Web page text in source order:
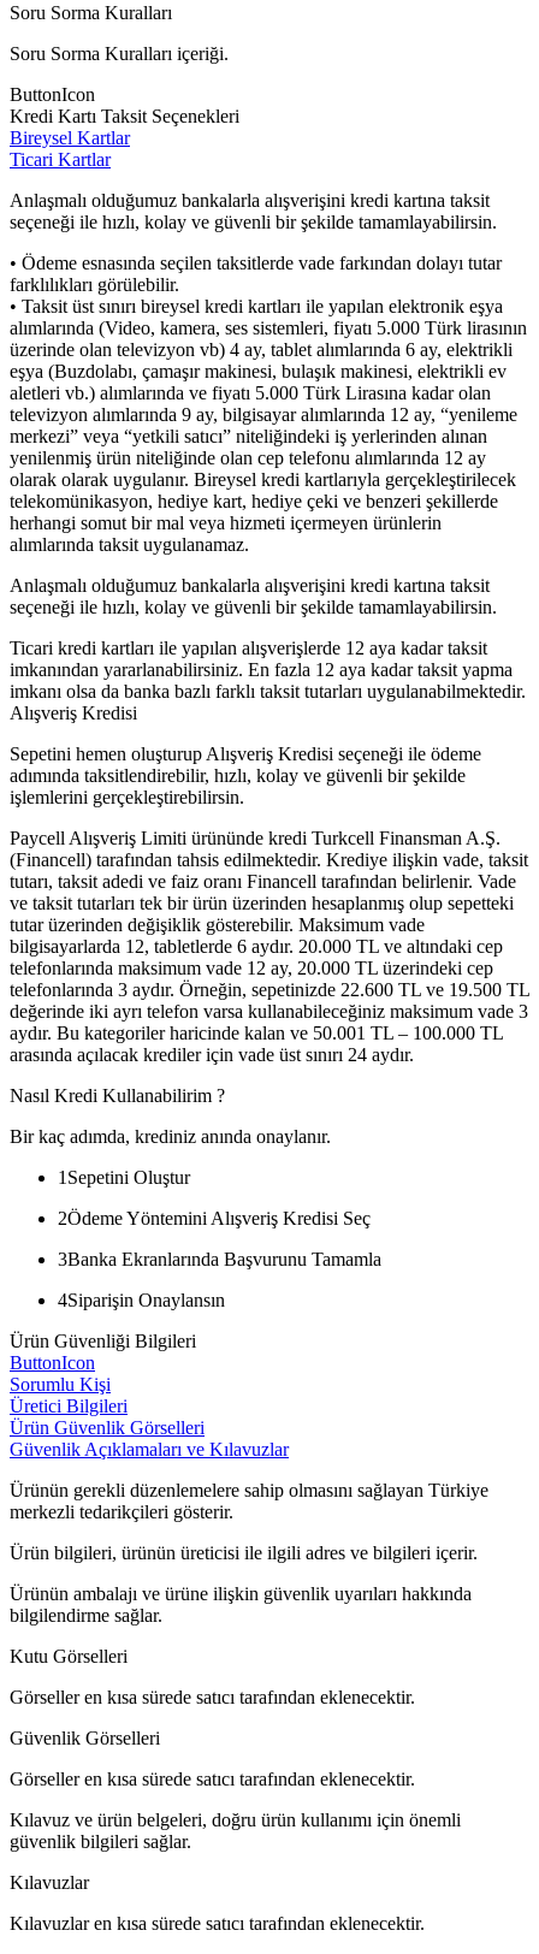
Soru Sorma Kuralları
Soru Sorma Kuralları içeriği.
ButtonIcon
Kredi Kartı Taksit Seçenekleri
Bireysel Kartlar
Ticari Kartlar
Anlaşmalı olduğumuz bankalarla alışverişini kredi kartına taksit
seçeneği ile hızlı, kolay ve güvenli bir şekilde tamamlayabilirsin.
• Ödeme esnasında seçilen taksitlerde vade farkından dolayı tutar
farklılıkları görülebilir.
• Taksit üst sınırı bireysel kredi kartları ile yapılan elektronik eşya
alımlarında (Video, kamera, ses sistemleri, fiyatı 5.000 Türk lirasının
üzerinde olan televizyon vb) 4 ay, tablet alımlarında 6 ay, elektrikli
eşya (Buzdolabı, çamaşır makinesi, bulaşık makinesi, elektrikli ev
aletleri vb.) alımlarında ve fiyatı 5.000 Türk Lirasına kadar olan
televizyon alımlarında 9 ay, bilgisayar alımlarında 12 ay, “yenileme
merkezi” veya “yetkili satıcı” niteliğindeki iş yerlerinden alınan
yenilenmiş ürün niteliğinde olan cep telefonu alımlarında 12 ay
olarak olarak uygulanır. Bireysel kredi kartlarıyla gerçekleştirilecek
telekomünikasyon, hediye kart, hediye çeki ve benzeri şekillerde
herhangi somut bir mal veya hizmeti içermeyen ürünlerin
alımlarında taksit uygulanamaz.
Anlaşmalı olduğumuz bankalarla alışverişini kredi kartına taksit
seçeneği ile hızlı, kolay ve güvenli bir şekilde tamamlayabilirsin.
Ticari kredi kartları ile yapılan alışverişlerde 12 aya kadar taksit
imkanından yararlanabilirsiniz. En fazla 12 aya kadar taksit yapma
imkanı olsa da banka bazlı farklı taksit tutarları uygulanabilmektedir.
Alışveriş Kredisi
Sepetini hemen oluşturup Alışveriş Kredisi seçeneği ile ödeme
adımında taksitlendirebilir, hızlı, kolay ve güvenli bir şekilde
işlemlerini gerçekleştirebilirsin.
Paycell Alışveriş Limiti ürününde kredi Turkcell Finansman A.Ş.
(Financell) tarafından tahsis edilmektedir. Krediye ilişkin vade, taksit
tutarı, taksit adedi ve faiz oranı Financell tarafından belirlenir. Vade
ve taksit tutarları tek bir ürün üzerinden hesaplanmış olup sepetteki
tutar üzerinden değişiklik gösterebilir. Maksimum vade
bilgisayarlarda 12, tabletlerde 6 aydır. 20.000 TL ve altındaki cep
telefonlarında maksimum vade 12 ay, 20.000 TL üzerindeki cep
telefonlarında 3 aydır. Örneğin, sepetinizde 22.600 TL ve 19.500 TL
değerinde iki ayrı telefon varsa kullanabileceğiniz maksimum vade 3
aydır. Bu kategoriler haricinde kalan ve 50.001 TL – 100.000 TL
arasında açılacak krediler için vade üst sınırı 24 aydır.
Nasıl Kredi Kullanabilirim ?
Bir kaç adımda, krediniz anında onaylanır.
1 Sepetini Oluştur
2Ödeme Yöntemini Alışveriş Kredisi Seç
3Banka Ekranlarında Başvurunu Tamamla
4Siparişin Onaylansın
Ürün Güvenliği Bilgileri
ButtonIcon
Sorumlu Kişi
Üretici Bilgileri
Ürün Güvenlik Görselleri
Güvenlik Açıklamaları ve Kılavuzlar
Ürünün gerekli düzenlemelere sahip olmasını sağlayan Türkiye
merkezli tedarikçileri gösterir.
Ürün bilgileri, ürünün üreticisi ile ilgili adres ve bilgileri içerir.
Ürünün ambalajı ve ürüne ilişkin güvenlik uyarıları hakkında
bilgilendirme sağlar.
Kutu Görselleri
Görseller en kısa sürede satıcı tarafından eklenecektir.
Güvenlik Görselleri
Görseller en kısa sürede satıcı tarafından eklenecektir.
Kılavuz ve ürün belgeleri, doğru ürün kullanımı için önemli
güvenlik bilgileri sağlar.
Kılavuzlar
Kılavuzlar en kısa sürede satıcı tarafından eklenecektir.